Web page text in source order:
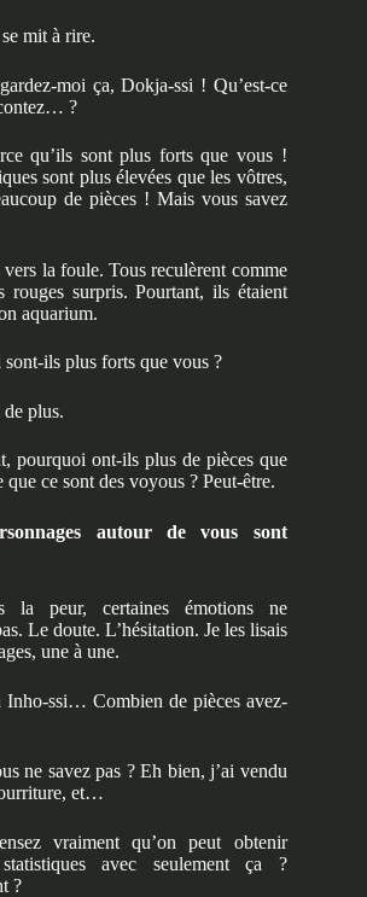
mit à rire.
moi ça, Dokja-ssi ! Qu’est-ce
?
qu’ils sont plus forts que vous !
sont plus élevées que les vôtres,
de pièces ! Mais vous savez
vers la foule. Tous reculèrent comme
rouges surpris. Pourtant, ils étaient
aquarium.
ils plus forts que vous ?
de plus.
pourquoi ont-ils plus de pièces que
que ce sont des voyous ? Peut-être.
autour de vous sont
la peur, certaines émotions ne
Le doute. L’hésitation. Je les lisais
une à une.
ssi… Combien de pièces avez-
ne savez pas ? Eh bien, j’ai vendu
et…
vraiment qu’on peut obtenir
avec seulement ça ?
?